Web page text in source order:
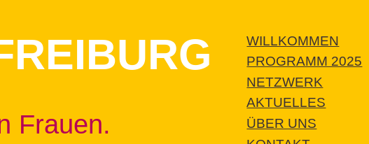
Frauen.
WILLKOMMEN
PROGRAMM 2025
NETZWERK
AKTUELLES
ÜBER UNS